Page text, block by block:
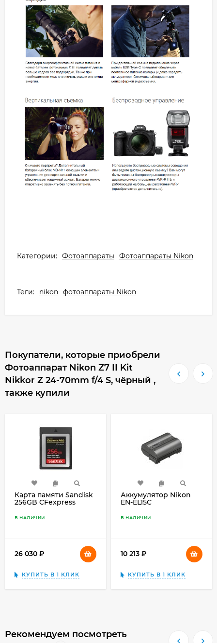
Категории: Фотоаппараты Фотоаппараты Nikon
Теги: nikon фотоаппараты Nikon
Покупатели, которые приобрели
Фотоаппарат Nikon Z7 II Kit
Nikkor Z 24-70mm f/4 S, чёрный ,
также купили
Карта памяти Sandisk
256GB CFexpress
(1700R/1200W)
В НАЛИЧИИ
26 030
КУПИТЬ В 1 КЛИК
Аккумулятор Nikon
EN-EL15C
В НАЛИЧИИ
10 213
КУПИТЬ В 1 КЛИК
Рекомендуем посмотреть